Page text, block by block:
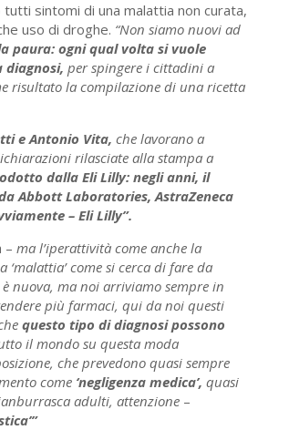
sintomi di una malattia non curata,
uso di droghe. “Non siamo nuovi ad
paura: ogni qual volta si vuole
per spingere i cittadini a
risultato la compilazione di una ricetta
e Antonio Vita, che lavorano a
rilasciate alla stampa a
dalla Eli Lilly: negli anni, il
Abbott Laboratories, AstraZeneca
– Eli Lilly”.
– ma l’iperattività come anche la
come si cerca di fare da
nuova, ma noi arriviamo sempre in
più farmaci, qui da noi questi
questo tipo di diagnosi possono
il mondo su questa moda
che prevedono quasi sempre
come ‘negligenza medica’,quasi
adulti, attenzione –